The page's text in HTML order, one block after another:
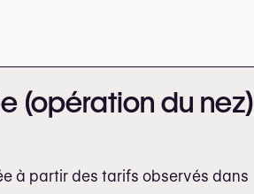
(opération du nez)
à partir des tarifs observés dans